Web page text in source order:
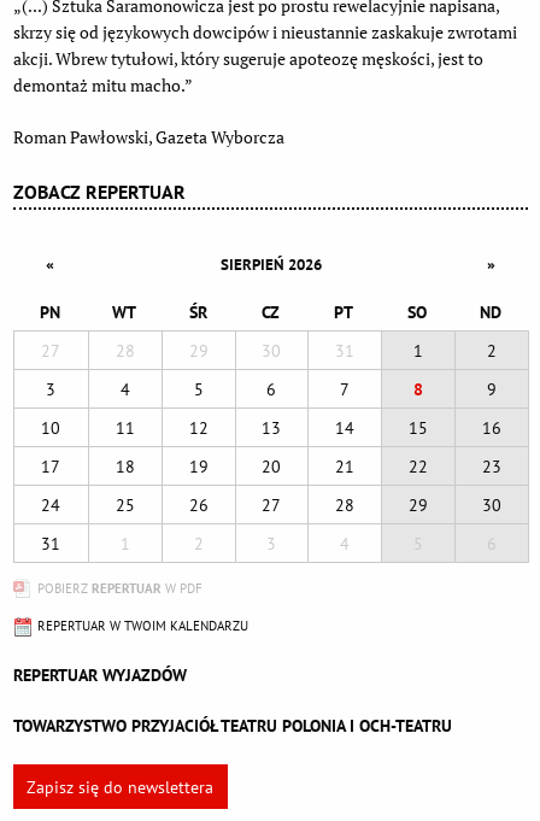
ZOBACZ REPERTUAR
« SIERPIEŃ 2026 »
PN WT ŚR CZ PT SO
ND
27
28 29 30 31 1
2
3
4 5 6 7 8
9
10
11 12 13 14 15
16
17
18 19 20 21 22
23
24
25 26 27 28 29
30
31
1 2 3 4 5 6
POBIERZ REPERTUAR W PDF
REPERTUAR W TWOIM KALENDARZU
REPERTUAR WYJAZDÓW
TOWARZYSTWO PRZYJACIÓŁ TEATRU POLONIA I OCH-TEATRU
Zapisz się do newslettera
„(...) Sztuka Saramonowicza jest po prostu rewelacyjnie napisana,
skrzy się od językowych dowcipów i nieustannie zaskakuje zwrotami
akcji. Wbrew tytułowi, który sugeruje apoteozę męskości, jest to
demontaż mitu macho.”
Roman Pawłowski, Gazeta Wyborcza